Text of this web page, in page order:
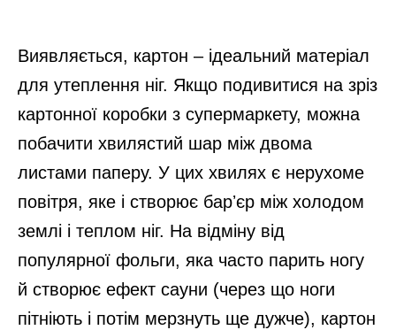
Виявляється, картон – ідеальний матеріал
для утеплення ніг. Якщо подивитися на зріз
картонної коробки з супермаркету, можна
побачити хвилястий шар між двома
листами паперу. У цих хвилях є нерухоме
повітря, яке і створює барʼєр між холодом
землі і теплом ніг. На відміну від
популярної фольги, яка часто парить ногу
й створює ефект сауни (через що ноги
пітніють і потім мерзнуть ще дужче), картон